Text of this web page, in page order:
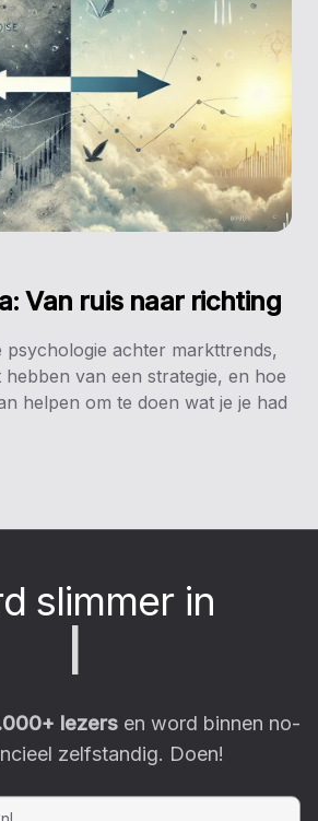
Van ruis naar richting
psychologie achter markttrends,
van een strategie, en hoe
helpen om te doen wat je je had
slimmer in
+ lezersen word binnen no-
zelfstandig. Doen!